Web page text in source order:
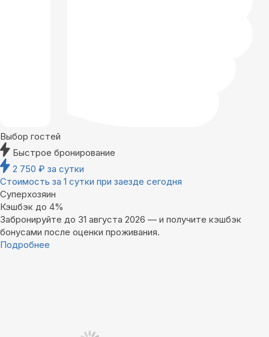
Выбор гостей
Быстрое бронирование
2 750 ₽ за сутки
Стоимость за 1 сутки при заезде сегодня
Суперхозяин
Кэшбэк до 4%
Забронируйте до 31 августа 2026 — и получите кэшбэк
бонусами после оценки проживания.
Подробнее